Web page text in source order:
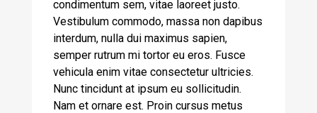
condimentum sem, vitae laoreet justo.
Vestibulum commodo, massa non dapibus
interdum, nulla dui maximus sapien,
semper rutrum mi tortor eu eros. Fusce
vehicula enim vitae consectetur ultricies.
Nunc tincidunt at ipsum eu sollicitudin.
Nam et ornare est. Proin cursus metus